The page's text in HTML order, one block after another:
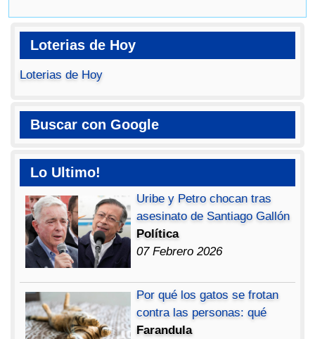
Loterias de Hoy
Loterias de Hoy
Buscar con Google
Lo Ultimo!
Uribe y Petro chocan tras
asesinato de Santiago Gallón
Política
07 Febrero 2026
Por qué los gatos se frotan
contra las personas: qué
Farandula